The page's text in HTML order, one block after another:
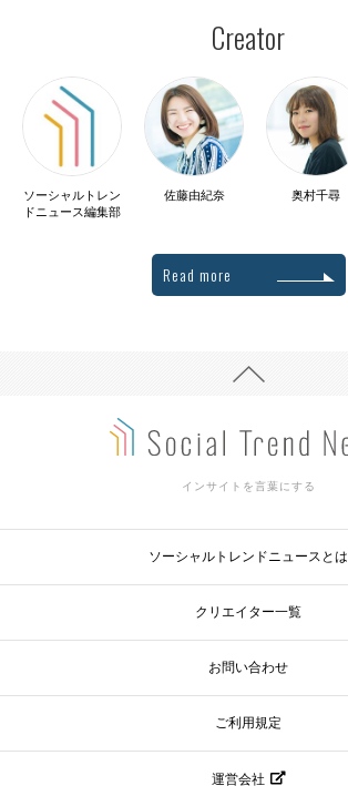
Creator
ソーシャルトレン
ドニュース編集部
佐藤由紀奈 奥村千尋
Read more
インサイトを言葉にする
ソーシャルトレンドニュースとは
クリエイター一覧
お問い合わせ
ご利用規定
運営会社